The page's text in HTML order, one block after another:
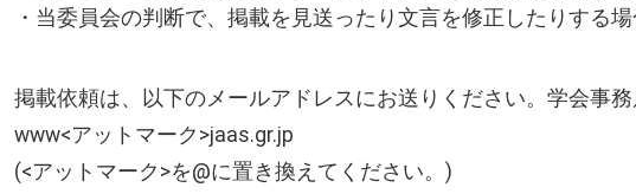
・当委員会の判断で、掲載を見送ったり文言を修正したりする場
掲載依頼は、以下のメールアドレスにお送りください。学会事務
www<アットマーク>jaas.gr.jp
(<アットマーク>を@に置き換えてください。)